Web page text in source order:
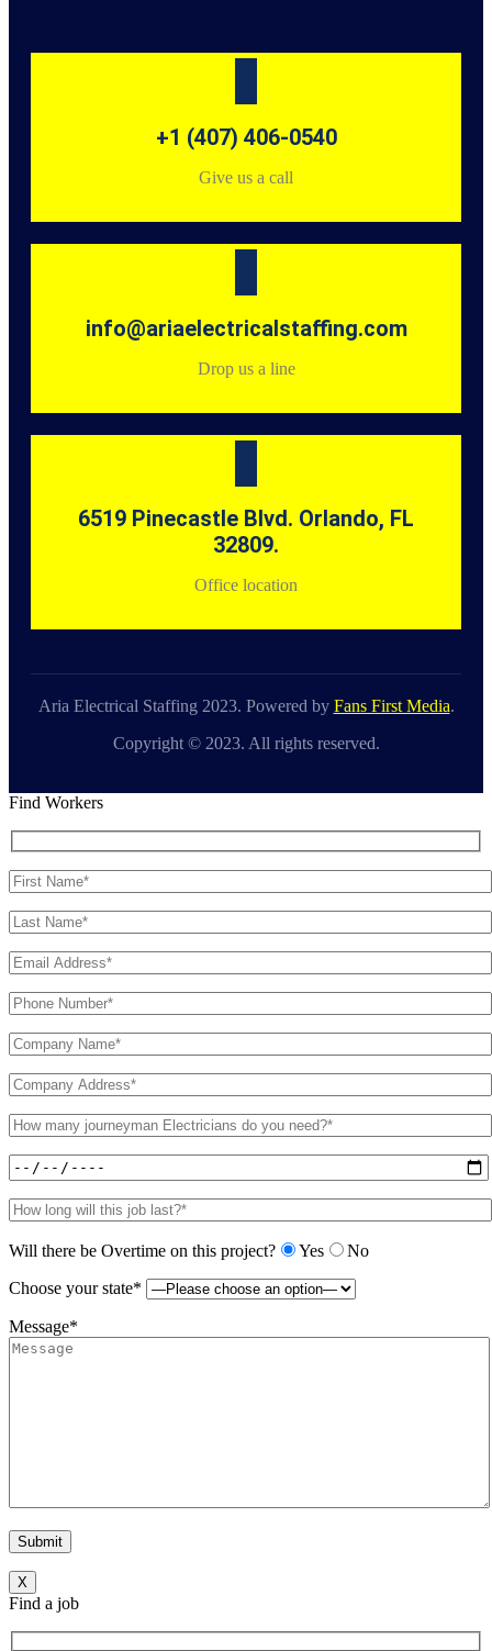
+1 (407) 406-0540
Give us a call
info@ariaelectricalstaffing.com
Drop us a line
6519 Pinecastle Blvd. Orlando, FL
32809.
Office location
Aria Electrical Staffing 2023. Powered by Fans First Media.
Copyright © 2023. All rights reserved.
Find Workers
Will there be Overtime on this project? Yes
No
Choose your state*
Message*
X
Find a job